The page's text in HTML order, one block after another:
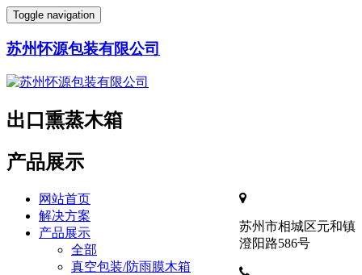
Toggle navigation
苏州怀源包装有限公司
出口熏蒸木箱
产品展示
苏州市相城区元和镇
澄阳路586号
网站首页
解决方案
产品展示
全部
真空包装/防雨膜木箱